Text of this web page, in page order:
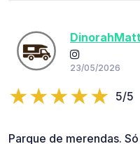
23/05/2026
5/5
Parque de merendas.